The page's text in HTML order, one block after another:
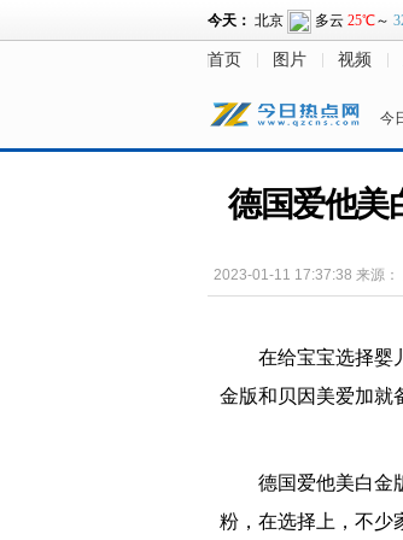
首页 图片 视频
今
德国爱他美
2023-01-11 17:37:38 来源：
在给宝宝选择婴
金版和贝因美爱加就
德国爱他美白金
粉，在选择上，不少